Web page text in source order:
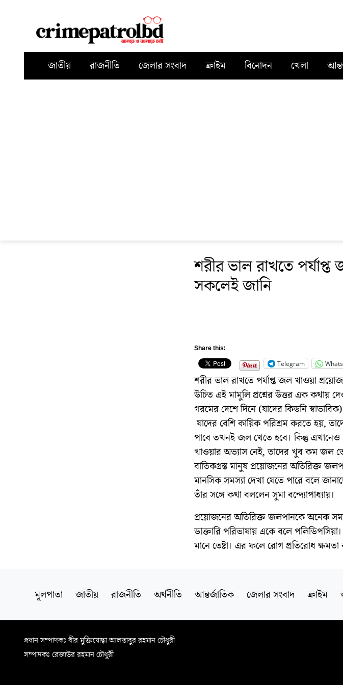
জাতীয় রাজনীতি জেলার সংবাদ ক্রাইম বিনোদন খেলা
শরীর ভাল রাখতে
সকলেই জানি
Share this:
Telegram
শরীর ভাল রাখতে পর্যাপ্ত জল খাওয়া
উচিত এই মামুলি প্রশ্নের উত্তর এক কথায়
গরমের দেশে দিনে (যাদের কিডনি
যাদের বেশি কায়িক পরিশ্রম করতে হয়,
পাবে তখনই জল খেতে হবে। কিন্তু
খাওয়ার অভ্যাস নেই, তাদের খুব কম জল
বাতিকগ্রস্ত মানুষ প্রয়োজনের অতিরিক্ত
মানসিক সমস্যা দেখা যেতে পারে বলে
তাঁর সঙ্গে কথা বললেন সুমা বন্দ্যোপাধ্যায়।
প্রয়োজনের অতিরিক্ত জলপানকে অনেক
ডাক্তারি পরিভাষায় একে বলে
মানে তেষ্টা। এর ফলে রোগ প্রতিরোধ
মূলপাতা জাতীয় রাজনীতি অর্থনীতি আন্তর্জাতিক জেলার সংবাদ ক্রাইম
প্রধান সম্পাদকঃ বীর মুক্তিযোদ্ধা আলতাবুর রহমান চৌধুরী
সম্পাদকঃ রেজাউর রহমান চৌধুরী